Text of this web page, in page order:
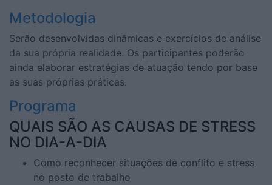
Metodologia
Serão desenvolvidas dinâmicas e exercícios de análise
da sua própria realidade. Os participantes poderão
ainda elaborar estratégias de atuação tendo por base
as suas próprias práticas.
Programa
QUAIS SÃO AS CAUSAS DE STRESS
NO DIA-A-DIA
Como reconhecer situações de conflito e stress
no posto de trabalho